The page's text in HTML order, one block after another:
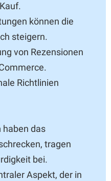
können die
steigern.
von Rezensionen
Richtlinien
haben das
tragen
bei.
Aspekt, der in